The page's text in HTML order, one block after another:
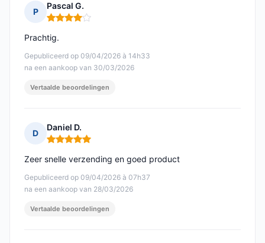
P
Pascal G.
Opmerking: 4 van 5
Gepubliceerd op 09/04/2026 à 14h33
na een aankoop van 30/03/2026
Prachtig.
Vertaalde beoordelingen
D
Daniel D.
Opmerking: 5 van 5
Gepubliceerd op 09/04/2026 à 07h37
na een aankoop van 28/03/2026
Zeer snelle verzending en goed product
Vertaalde beoordelingen